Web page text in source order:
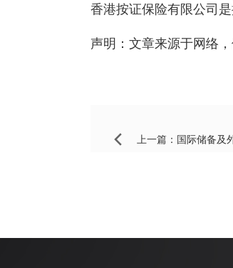
香港按证保险有限公司
声明：文章来源于网络
上一篇： 国际储备及